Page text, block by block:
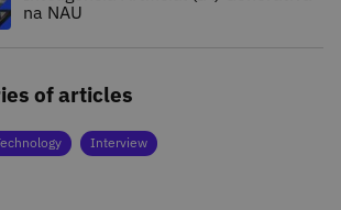
na NAU
of articles
Interview